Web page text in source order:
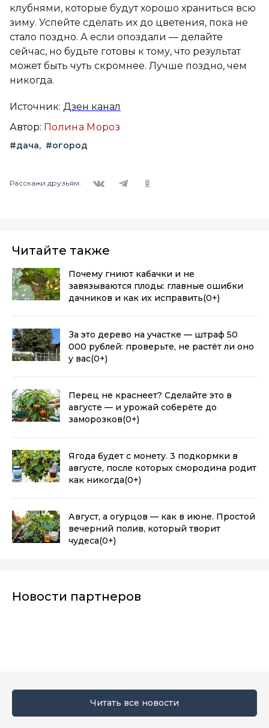
клубнями, которые будут хорошо храниться всю
зиму. Успейте сделать их до цветения, пока не
стало поздно. А если опоздали — делайте
сейчас, но будьте готовы к тому, что результат
может быть чуть скромнее. Лучше поздно, чем
никогда.
Источник: Дзен канал
Автор: Полина Мороз
#дача #огород
Расскажи друзьям:
Читайте также
Почему гниют кабачки и не
завязываются плоды: главные ошибки
дачников и как их исправить(0+)
За это дерево на участке — штраф 50
000 рублей: проверьте, не растёт ли оно
у вас(0+)
Перец не краснеет? Сделайте это в
августе — и урожай соберёте до
заморозков(0+)
Ягода будет с монету. 3 подкормки в
августе, после которых смородина родит
как никогда(0+)
Август, а огурцов — как в июне. Простой
вечерний полив, который творит
чудеса(0+)
Новости партнеров
Читать все новости